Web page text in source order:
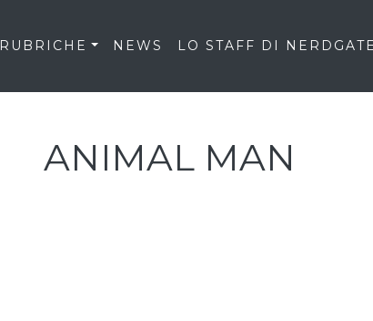
RUBRICHE NEWS LO STAFF DI
ANIMAL MAN